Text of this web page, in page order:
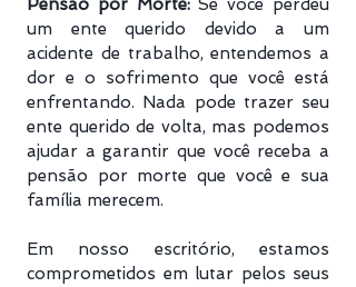
Pensão por Morte:Se você perdeu
um ente querido devido a um
acidente de trabalho, entendemos a
dor e o sofrimento que você está
enfrentando. Nada pode trazer seu
ente querido de volta, mas podemos
ajudar a garantir que você receba a
pensão por morte que você e sua
família merecem.
Em nosso escritório, estamos
comprometidos em lutar pelos seus